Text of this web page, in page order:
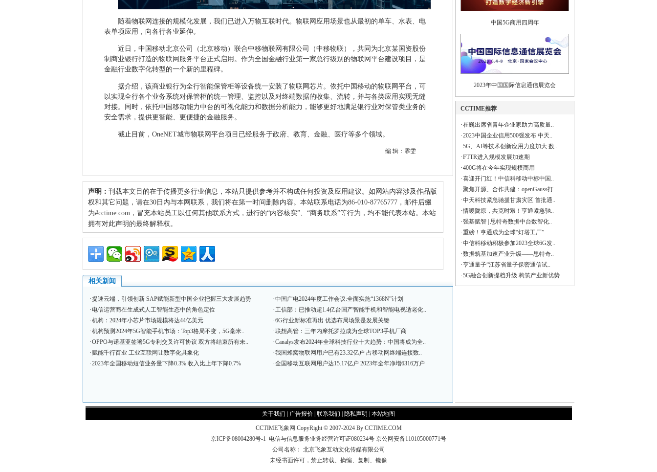
随着物联网连接的规模化发展，我们已进入万物互联时代。物联网应用场景也从最初的单车、水表、电
表单项应用，向各行各业延伸。
近日，中国移动北京公司（北京移动）联合中移物联网有限公司（中移物联），共同为北京某国资股份
制商业银行打造的物联网服务平台正式启用。作为全国金融行业第一家总行级别的物联网平台建设项目，是
金融行业数字化转型的一个新的里程碑。
据介绍，该商业银行为全行智能保管柜等设备统一安装了物联网芯片。依托中国移动的物联网平台，可
以实现全行各个业务系统对保管柜的统一管理、监控以及对终端数据的收集、流转，并与各类应用实现无缝
对接。同时，依托中国移动能力中台的可视化能力和数据分析能力，能够更好地满足银行业对保管类业务的
安全需求，提供更智能、更便捷的金融服务。
截止目前，OneNET城市物联网平台项目已经服务于政府、教育、金融、医疗等多个领域。
编 辑：霏雯
声明： 刊载本文目的在于传播更多行业信息，本站只提供参考并不构成任何投资及应用建议。如网站内容涉及作品版
权和其它问题，请在30日内与本网联系，我们将在第一时间删除内容。本站联系电话为86-010-87765777，邮件后缀
为#cctime.com，冒充本站员工以任何其他联系方式，进行的“内容核实”、“商务联系”等行为，均不能代表本站。本站
拥有对此声明的最终解释权。
相关新闻
·提速云端，引领创新 SAP赋能新型中国企业把握三大发展趋势 ·中国广电2024年度工作会议:全面实施“1368N”计划
· 电信运营商在生成式人工智能生态中的角色定位 ·工信部：已推动超1.4亿台国产智能手机和智能电视适老化..
·机构：2024年小芯片市场规模将达44亿美元 ·6G行业新标准再出 优选布局场景是发展关键
·机构预测2024年5G智能手机市场：Top3格局不变，5G毫米.. ·联想高管：三年内摩托罗拉成为全球TOP3手机厂商
·OPPO与诺基亚签署5G专利交叉许可协议 双方将结束所有未.. ·Canalys发布2024年全球科技行业十大趋势：中国将成为全..
·赋能千行百业 工业互联网让数字化具象化 ·我国蜂窝物联网用户已有23.32亿户 占移动网终端连接数..
·2023年全国移动短信业务量下降0.3% 收入比上年下降0.7% ·全国移动互联网用户达15.17亿户 2023年全年净增6316万户
中国5G商用四周年
2023年中国国际信息通信展览会
CCTIME推荐
·崔巍出席省青年企业家助力高质量..
·2023中国企业信用500强发布 中天..
·5G、AI等技术创新应用力度加大 数..
·FTTR进入规模发展加速期
·400G将在今年实现规模商用
·喜迎开门红！中信科移动中标中国..
·聚焦开源、合作共建：openGauss打..
·中天科技紧急驰援甘肃灾区 首批通..
·情暖陇原，共克时艰！亨通紧急驰..
·强基赋智 | 思特奇数据中台数智化..
·重磅！亨通成为全球“灯塔工厂”
·中信科移动积极参加2023全球6G发..
·数据筑基加速产业升级——思特奇..
·亨通量子“江苏省量子保密通信试..
·5G融合创新提档升级 构筑产业新优势
关于我们 广告报价 联系我们 隐私声明 本站地图
CCTIME飞象网 CopyRight © 2007-2024 By CCTIME.COM
京ICP备08004280号-1 电信与信息服务业务经营许可证080234号 京公网安备110105000771号
公司名称： 北京飞象互动文化传媒有限公司
未经书面许可，禁止转载、摘编、复制、镜像